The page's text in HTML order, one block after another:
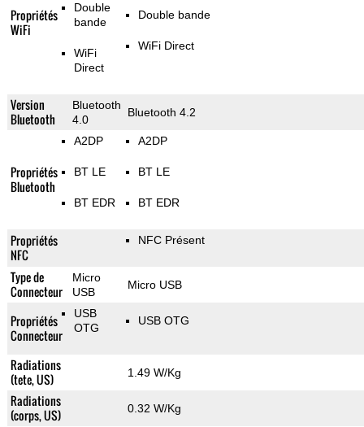
Propriétés
WiFi
Double
bande
WiFi
Direct
Double bande
WiFi Direct
Version
Bluetooth
Bluetooth
4.0
Bluetooth 4.2
Propriétés
Bluetooth
A2DP
BT LE
BT EDR
A2DP
BT LE
BT EDR
Propriétés
NFC
NFC Présent
Type de
Connecteur
Micro
USB
Micro USB
Propriétés
Connecteur
USB
OTG
USB OTG
Radiations
(tete, US)
1.49 W/Kg
Radiations
(corps, US)
0.32 W/Kg